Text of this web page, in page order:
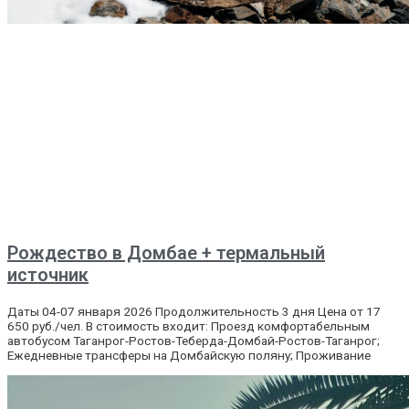
Рождество в Домбае + термальный
источник
Даты 04-07 января 2026 Продолжительность 3 дня Цена от 17
650 руб./чел. В стоимость входит: Проезд комфортабельным
автобусом Таганрог-Ростов-Теберда-Домбай-Ростов-Таганрог;
Ежедневные трансферы на Домбайскую поляну; Проживание